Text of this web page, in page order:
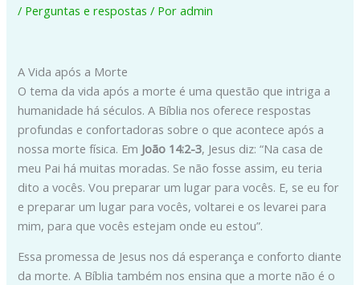
/ Perguntas e respostas / Poradmin
A Vida após a Morte
O tema da vida após a morte é uma questão que intriga a
humanidade há séculos. A Bíblia nos oferece respostas
profundas e confortadoras sobre o que acontece após a
nossa morte física. Em João 14:2-3, Jesus diz: “Na casa de
meu Pai há muitas moradas. Se não fosse assim, eu teria
dito a vocês. Vou preparar um lugar para vocês. E, se eu for
e preparar um lugar para vocês, voltarei e os levarei para
mim, para que vocês estejam onde eu estou”.
Essa promessa de Jesus nos dá esperança e conforto diante
da morte. A Bíblia também nos ensina que a morte não é o